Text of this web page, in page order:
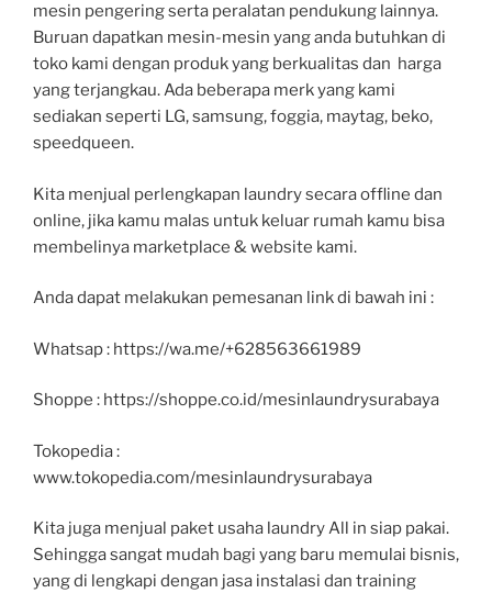
mesin pengering serta peralatan pendukung lainnya.
Buruan dapatkan mesin-mesin yang anda butuhkan di
toko kami dengan produk yang berkualitas dan harga
yang terjangkau. Ada beberapa merk yang kami
sediakan seperti LG, samsung, foggia, maytag, beko,
speedqueen.
Kita menjual perlengkapan laundry secara offline dan
online, jika kamu malas untuk keluar rumah kamu bisa
membelinya marketplace & website kami.
Anda dapat melakukan pemesanan link di bawah ini :
Whatsap : https://wa.me/+628563661989
Shoppe : https://shoppe.co.id/mesinlaundrysurabaya
Tokopedia :
www.tokopedia.com/mesinlaundrysurabaya
Kita juga menjual paket usaha laundry All in siap pakai.
Sehingga sangat mudah bagi yang baru memulai bisnis,
yang di lengkapi dengan jasa instalasi dan training